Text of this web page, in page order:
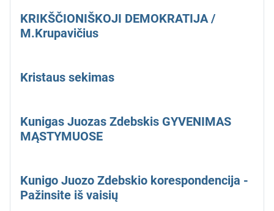
KRIKŠČIONIŠKOJI DEMOKRATIJA /
M.Krupavičius
Kristaus sekimas
Kunigas Juozas Zdebskis GYVENIMAS
MĄSTYMUOSE
Kunigo Juozo Zdebskio korespondencija -
Pažinsite iš vaisių